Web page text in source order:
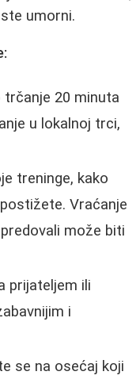
umorni.
trčanje 20 minuta
u lokalnoj trci,
treninge, kako
Vraćanje
može biti
prijateljem ili
i
se na osećaj koji